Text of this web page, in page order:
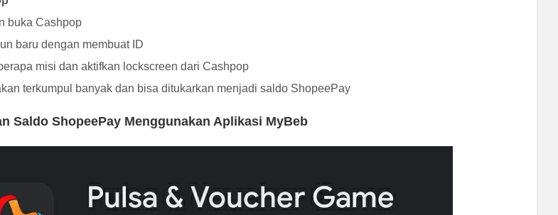
buka Cashpop
baru dengan membuat ID
misi dan aktifkan lockscreen dari Cashpop
terkumpul banyak dan bisa ditukarkan menjadi saldo ShopeePay
Saldo ShopeePay Menggunakan Aplikasi MyBeb